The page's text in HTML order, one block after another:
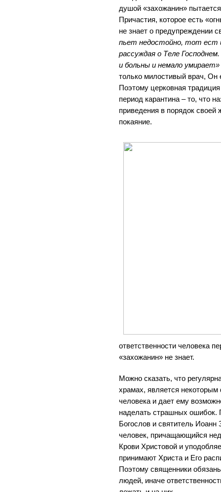
душой «захожанин»
Причастия, которое есть
не знает о предупреждении
пьет недостойно, тот ест
рассуждая о Теле
и больны и немало умирает»
только милостивый врач,
Поэтому церковная
период карантина – то, что
приведения в порядок своей
покаяние.
ответственности человека
«захожанин» не знает.
Можно сказать, что
храмах, является
человека и дает ему
наделать страшных
Богослов и святитель Иоанн
человек, причащающийся
Крови Христовой и
принимают Христа и Его
Поэтому священники
людей, иначе